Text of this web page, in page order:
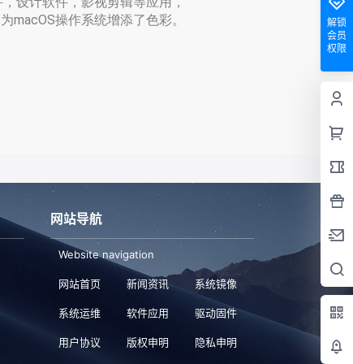
为macOS操作系统增添了色彩。
解锁
会员
权限
网站导航
Website navigation
网站首页 新闻资讯 系统镜像
系统运维 软件应用 驱动固件
用户协议 版权申明 隐私申明